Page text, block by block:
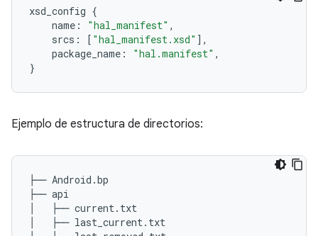
xsd_config {
name : "hal_manifest" ,
srcs : [ "hal_manifest.xsd" ],
package_name : "hal.manifest" ,
}
Ejemplo de estructura de directorios:
├── Android.bp
├── api
│   ├── current.txt
│   ├── last_current.txt